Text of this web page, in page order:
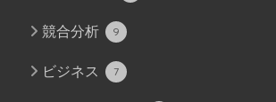
競合分析 9
ビジネス 7